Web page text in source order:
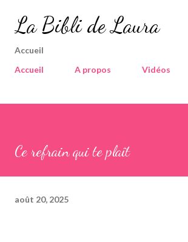
Accéder au contenu principal
La Bibli de Laura
Accueil
Accueil
A propos Vidéos
Ce refrain qui te plaît
août 20, 2025